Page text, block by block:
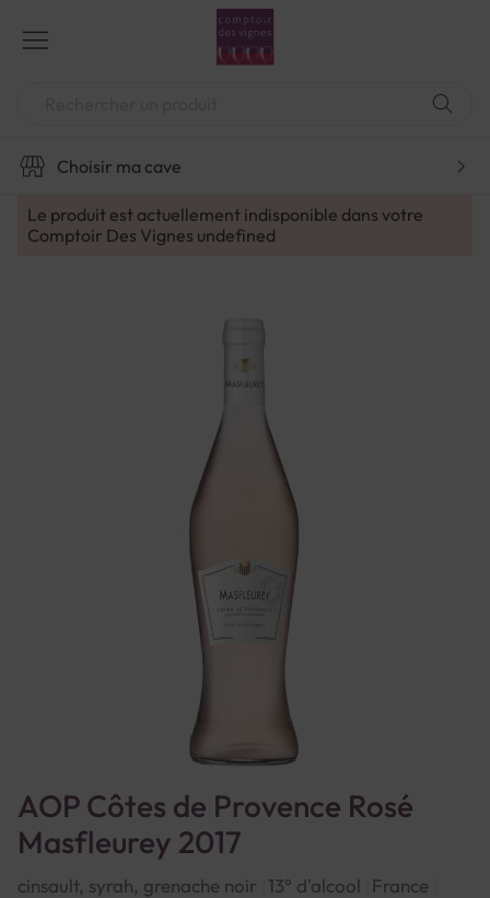
contenu
Choisir ma cave
Le produit est actuellement indisponible dans votre
Comptoir Des Vignes undefined
AOP Côtes de Provence Rosé
Masfleurey 2017
cinsault, syrah, grenache noir 13° d'alcool
France